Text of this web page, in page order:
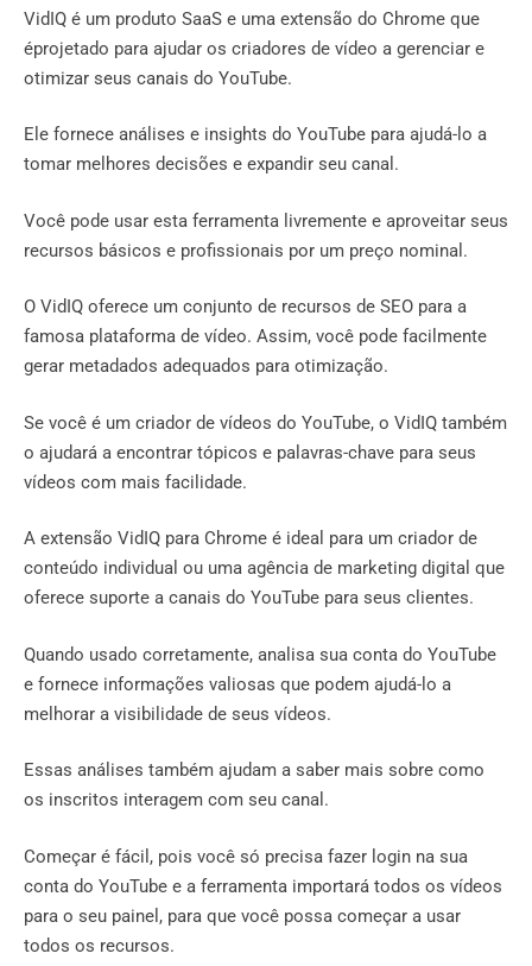
VidIQ é um produto SaaS e uma extensão do Chrome que
éprojetado para ajudar os criadores de vídeo a gerenciar e
otimizar seus canais do YouTube.
Ele fornece análises e insights do YouTube para ajudá-lo a
tomar melhores decisões e expandir seu canal.
Você pode usar esta ferramenta livremente e aproveitar seus
recursos básicos e profissionais por um preço nominal.
O VidIQ oferece um conjunto de recursos de SEO para a
famosa plataforma de vídeo. Assim, você pode facilmente
gerar metadados adequados para otimização.
Se você é um criador de vídeos do YouTube, o VidIQ também
o ajudará a encontrar tópicos e palavras-chave para seus
vídeos com mais facilidade.
A extensão VidIQ para Chrome é ideal para um criador de
conteúdo individual ou uma agência de marketing digital que
oferece suporte a canais do YouTube para seus clientes.
Quando usado corretamente, analisa sua conta do YouTube
e fornece informações valiosas que podem ajudá-lo a
melhorar a visibilidade de seus vídeos.
Essas análises também ajudam a saber mais sobre como
os inscritos interagem com seu canal.
Começar é fácil, pois você só precisa fazer login na sua
conta do YouTube e a ferramenta importará todos os vídeos
para o seu painel, para que você possa começar a usar
todos os recursos.